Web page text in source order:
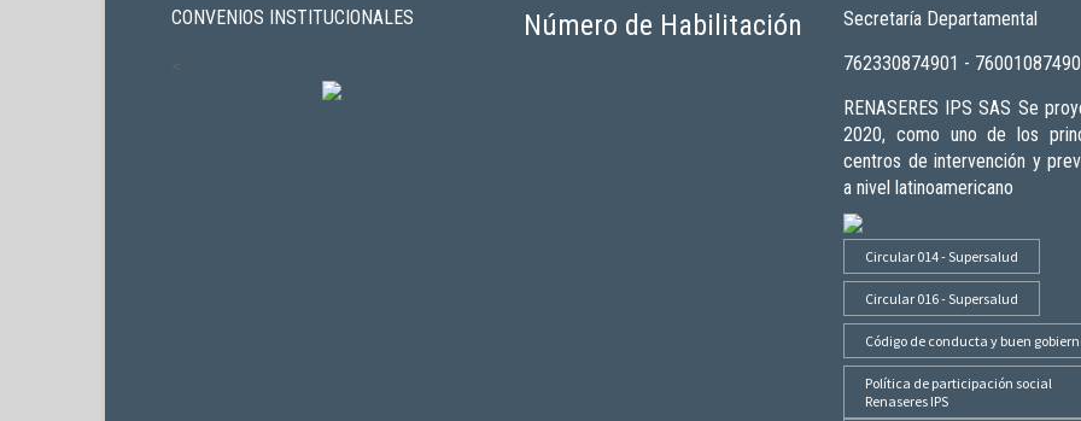
CONVENIOS INSTITUCIONALES
<
Número de Habilitación
Secretaría Departamental
762330874901 -
RENASERES IPS SAS Se
2020, como uno de los
centros de intervención y
a nivel latinoamericano
Circular 014 - Supersalud
Circular 016 - Supersalud
Código de conducta y buen
Política de participación social
Renaseres IPS